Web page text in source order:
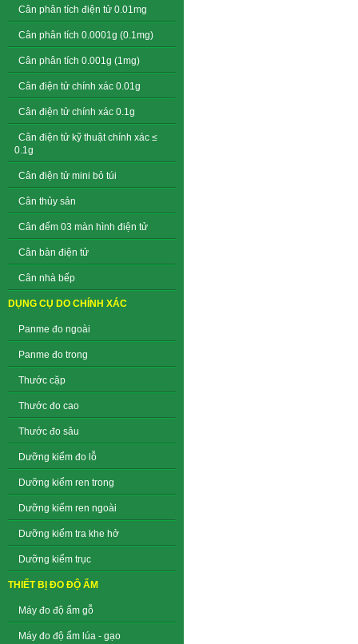
Cân phân tích điện tử 0.01mg
Cân phân tích 0.0001g (0.1mg)
Cân phân tích 0.001g (1mg)
Cân điện tử chính xác 0.01g
Cân điện tử chính xác 0.1g
Cân điện tử kỹ thuật chính xác ≤
0.1g
Cân điện tử mini bỏ túi
Cân thủy sản
Cân đếm 03 màn hình điện tử
Cân bàn điện tử
Cân nhà bếp
DỤNG CỤ DO CHÍNH XÁC
Panme đo ngoài
Panme đo trong
Thước cặp
Thước đo cao
Thước đo sâu
Dưỡng kiểm đo lỗ
Dưỡng kiểm ren trong
Dưỡng kiểm ren ngoài
Dưỡng kiểm tra khe hở
Dưỡng kiểm trục
THIẾT BỊ ĐO ĐỘ ẨM
Máy đo độ ẩm gỗ
Máy đo độ ẩm lúa - gạo